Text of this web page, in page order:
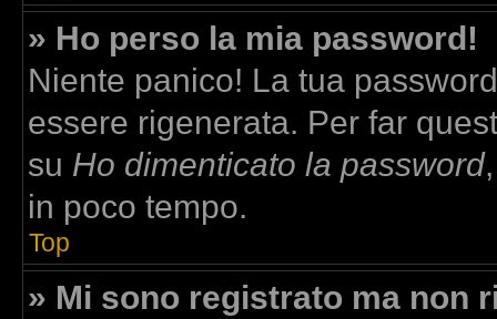
» Ho perso la mia password!
Niente panico! La tua
essere rigenerata. Per far
su Ho dimenticato la password
in poco tempo.
Top
» Mi sono registrato ma non